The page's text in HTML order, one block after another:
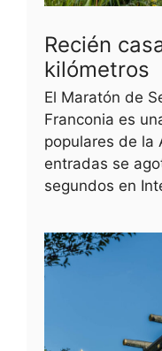
Recién
kilómetros
El Maratón de
Franconia es
populares de la
entradas se
segundos en